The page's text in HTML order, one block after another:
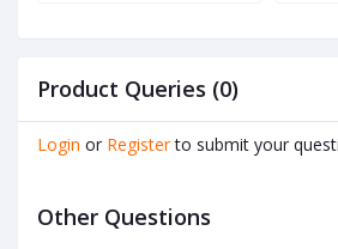
Product Queries (0)
Login or Register to submit your
Other Questions